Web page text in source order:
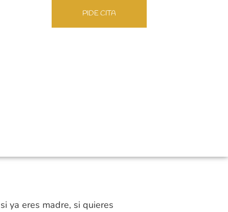
PIDE CITA
ya eres madre, si quieres